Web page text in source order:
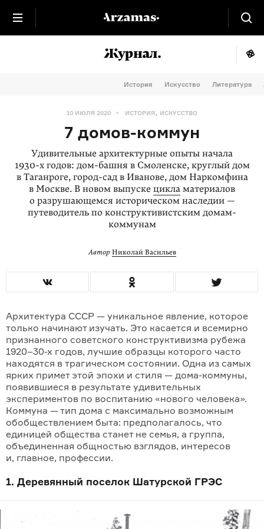
История Искусство Литература
10 ИЮЛЯ 2020 ИСТОРИЯ, ИСКУССТВО
7 домов-коммун
Удивительные архитектурные опыты начала
1930-хгодов: дом-башня в Смоленске, круглый дом
в Таганроге, город-сад в Иванове, дом Наркомфина
в Москве. В новом выпуске цикла материалов
о разрушающемся историческом наследии —
путеводитель по конструктивистским домам-
коммунам
Автор Николай Васильев
Архитектура СССР — уникальное явление, которое
только начинают изучать. Это касается и всемирно
признанного советского конструк­тивизма рубежа
1920–30-х годов, лучшие образцы которого часто
находятся в трагичес­ком состоянии. Одна из самых
ярких примет этой эпохи и стиля — дома-комму­ны,
появив­шиеся в результате удивительных
эксперимен­тов по воспитанию «нового человека».
Коммуна — тип дома с максимально возможным
обоб­ществлением быта: предполагалось, что
единицей общества станет не семья, а группа,
объединенная общностью взглядов, интересов
и, глав­ное, профессии.
1. Деревянный поселок Шатурской ГРЭС